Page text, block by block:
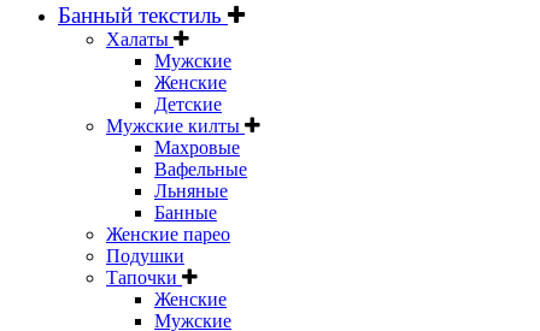
Банный текстиль
Халаты
Мужские
Женские
Детские
Мужские килты
Махровые
Вафельные
Льняные
Банные
Женские парео
Подушки
Тапочки
Женские
Мужские